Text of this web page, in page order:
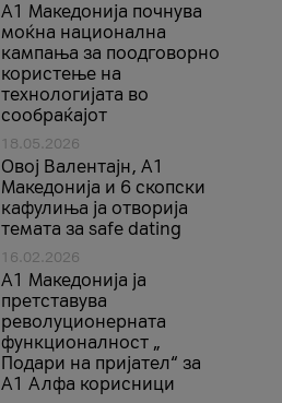
A1 Македонија почнува
моќна национална
кампања за поодговорно
користење на
технологијата во
сообраќајот
18.05.2026
Овој Валентајн, A1
Македонија и 6 скопски
кафулиња ја отворија
темата за safe dating
16.02.2026
А1 Македонија ја
претставува
револуционерната
функционалност „
Подари на пријател“ за
А1 Алфа корисници